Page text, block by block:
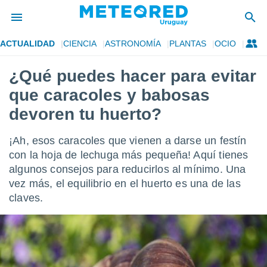
de
ha
por
para
se
calidad.
a este
las
forma
digital
basada
ACTUALIDAD CIENCIA ASTRONOMÍA PLANTAS OCIO
¿Qué puedes hacer para evitar
que caracoles y babosas
devoren tu huerto?
¡Ah, esos caracoles que vienen a darse un festín
con la hoja de lechuga más pequeña! Aquí tienes
algunos consejos para reducirlos al mínimo. Una
vez más, el equilibrio en el huerto es una de las
claves.